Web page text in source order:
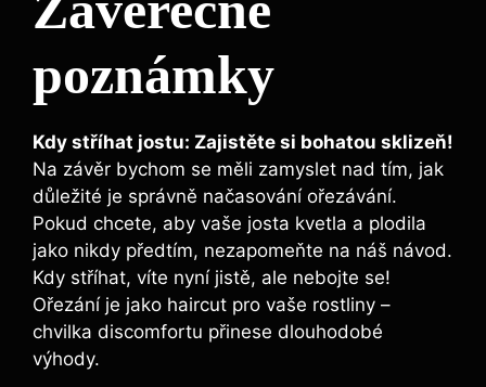
poznámky
Kdy stříhat ⁢jostu: Zajistěte si bohatou sklizeň!
Na závěr bychom se měli zamyslet ⁤nad tím, jak
důležité je správně načasování​ ořezávání.
Pokud chcete, aby vaše josta kvetla a plodila
jako nikdy předtím,⁣ nezapomeňte na náš návod.
Kdy⁤ stříhat, ⁤víte nyní jistě, ⁣ale nebojte se!
Ořezání je jako‍ haircut ​pro vaše rostliny –⁤
chvilka discomfortu ‌přinese dlouhodobé
výhody.